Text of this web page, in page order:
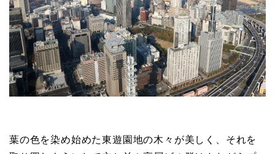
葉の色を染め始めた東遊園地の木々が美しく、それを